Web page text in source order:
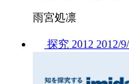
雨宮処凛
探究 2012 2012/